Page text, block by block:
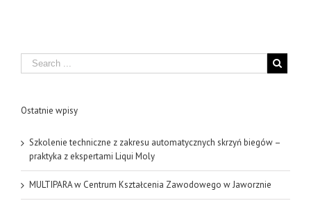
Search
Ostatnie wpisy
Szkolenie techniczne z zakresu automatycznych skrzyń biegów –
praktyka z ekspertami Liqui Moly
MULTIPARA w Centrum Kształcenia Zawodowego w Jaworznie